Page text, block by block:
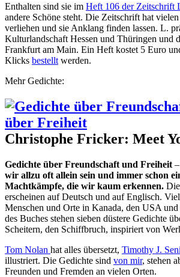
Enthalten sind sie im Heft 106 der Zeitschrift
andere Schöne steht. Die Zeitschrift hat
verliehen und sie Anklang finden lassen. L.
Kulturlandschaft Hessen und Thüringen und
Frankfurt am Main. Ein Heft kostet 5 Euro
Klicks bestellt werden.
Mehr Gedichte:
Christophe Fricker: Meet
Gedichte über Freundschaft und Freiheit –
wir allzu oft allein sein und immer schon
Machtkämpfe, die wir kaum erkennen. Die
erscheinen auf Deutsch und auf Englisch.
Menschen und Orte in Kanada, den USA
des Buches stehen sieben düstere Gedichte
Scheitern, den Schiffbruch, inspiriert von
Tom Nolan hat alles übersetzt, Timothy J.
illustriert. Die Gedichte sind von mir, stehen
Freunden und Fremden an vielen Orten.